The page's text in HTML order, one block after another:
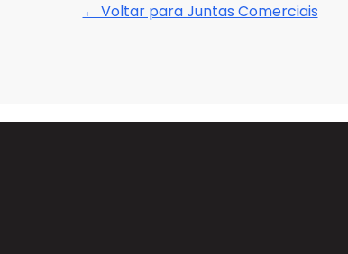
← Voltar para Juntas Comerciais